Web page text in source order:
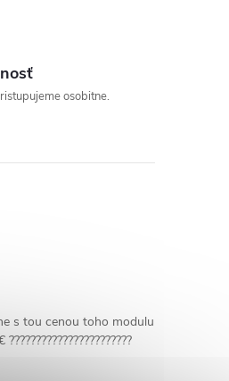
osobitne.
s tou cenou toho modulu